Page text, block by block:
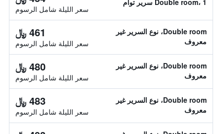
Double room، 1 سرير توأم
سعر الليلة شامل الرسوم
Double room، نوع السرير غير
معروف
461 ﷼
سعر الليلة شامل الرسوم
Double room، نوع السرير غير
معروف
480 ﷼
سعر الليلة شامل الرسوم
Double room، نوع السرير غير
معروف
483 ﷼
سعر الليلة شامل الرسوم